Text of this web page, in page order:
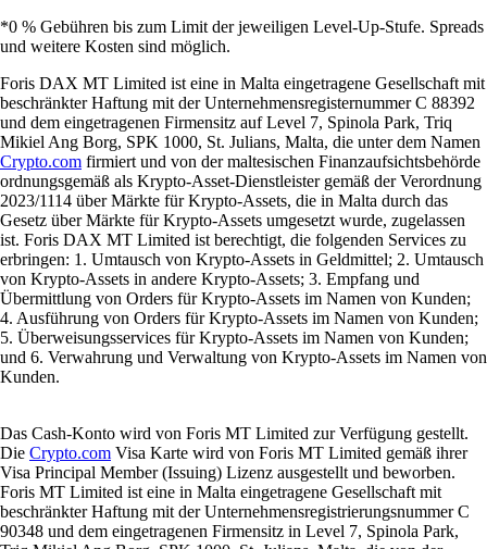
*0 % Gebühren bis zum Limit der jeweiligen Level-Up-Stufe. Spreads
und weitere Kosten sind möglich.
Foris DAX MT Limited ist eine in Malta eingetragene Gesellschaft mit
beschränkter Haftung mit der Unternehmensregisternummer C 88392
und dem eingetragenen Firmensitz auf Level 7, Spinola Park, Triq
Mikiel Ang Borg, SPK 1000, St. Julians, Malta, die unter dem Namen
Crypto.com firmiert und von der maltesischen Finanzaufsichtsbehörde
ordnungsgemäß als Krypto-Asset-Dienstleister gemäß der Verordnung
2023/1114 über Märkte für Krypto-Assets, die in Malta durch das
Gesetz über Märkte für Krypto-Assets umgesetzt wurde, zugelassen
ist. Foris DAX MT Limited ist berechtigt, die folgenden Services zu
erbringen: 1. Umtausch von Krypto-Assets in Geldmittel; 2. Umtausch
von Krypto-Assets in andere Krypto-Assets; 3. Empfang und
Übermittlung von Orders für Krypto-Assets im Namen von Kunden;
4. Ausführung von Orders für Krypto-Assets im Namen von Kunden;
5. Überweisungsservices für Krypto-Assets im Namen von Kunden;
und 6. Verwahrung und Verwaltung von Krypto-Assets im Namen von
Kunden.
Das Cash-Konto wird von Foris MT Limited zur Verfügung gestellt.
Die Crypto.com Visa Karte wird von Foris MT Limited gemäß ihrer
Visa Principal Member (Issuing) Lizenz ausgestellt und beworben.
Foris MT Limited ist eine in Malta eingetragene Gesellschaft mit
beschränkter Haftung mit der Unternehmensregistrierungsnummer C
90348 und dem eingetragenen Firmensitz in Level 7, Spinola Park,